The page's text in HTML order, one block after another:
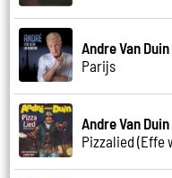
Andre Van Duin
Parijs
Andre Van Duin
Pizzalied (Effe